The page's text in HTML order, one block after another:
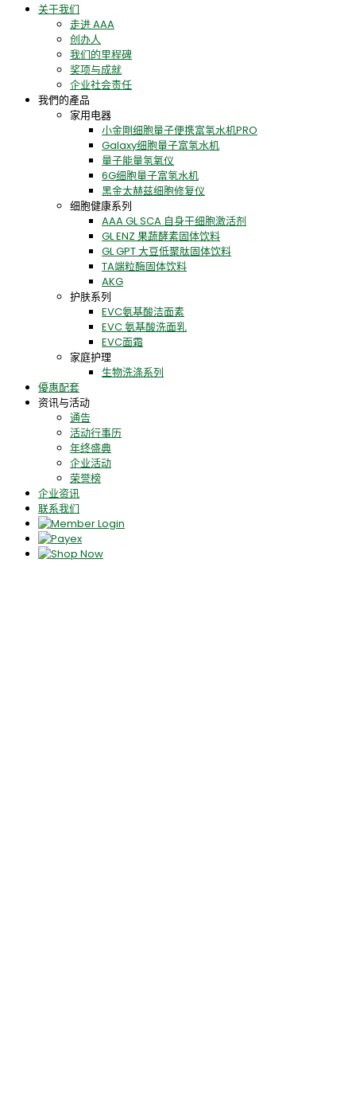
关于我们
走进 AAA
创办人
我们的里程碑
奖项与成就
企业社会责任
我們的產品
家用电器
小金剛细胞量子便携富氢水机PRO
Galaxy细胞量子富氢水机
量子能量氢氧仪
6G细胞量子富氢水机
黑金太赫兹细胞修复仪
细胞健康系列
AAA GL SCA 自身干细胞激活剂
GL ENZ 果蔬酵素固体饮料
GL GPT 大豆低聚肽固体饮料
TA端粒酶固体饮料
AKG
护肤系列
EVC氨基酸洁面素
EVC 氨基酸洗面乳
EVC面霜
家庭护理
生物洗涤系列
優惠配套
资讯与活动
通告
活动行事历
年终盛典
企业活动
荣誉榜
企业资讯
联系我们